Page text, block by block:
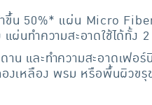
น 50%* แผ่น Micro
ผ่นทำความสะอาดใช้ได้ทั้ง
และทำความสะอาดเฟอร์
งเหลือง พรม หรือพื้นผิวขรุ